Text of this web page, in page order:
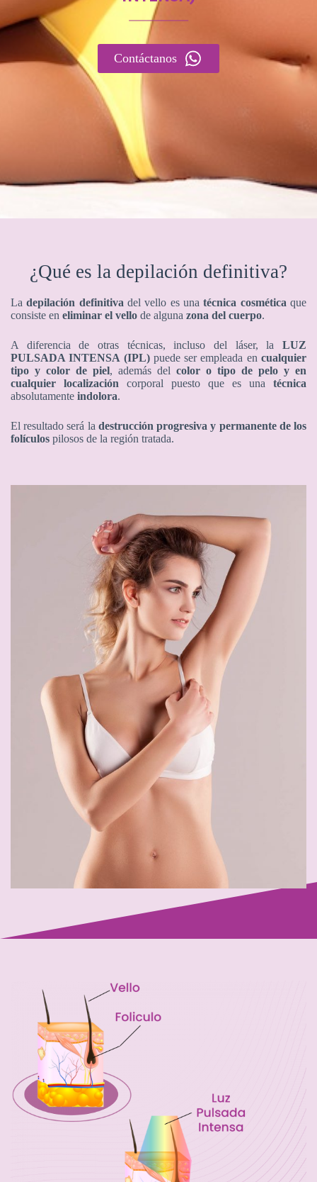
Contáctanos
¿Qué es la depilación definitiva?
Ladepilación definitiva del vello es unatécnica cosmética que
consiste en eliminar el vello de alguna zona del cuerpo.
A diferencia de otras técnicas, incluso del láser, la LUZ
PULSADA INTENSA (IPL)puede ser empleada encualquier
tipo y color de piel, además del color o tipo de pelo y en
cualquier localización corporal puesto que es una técnica
absolutamente indolora.
El resultado será la destrucción progresiva y permanente de los
folículos pilosos de la región tratada.